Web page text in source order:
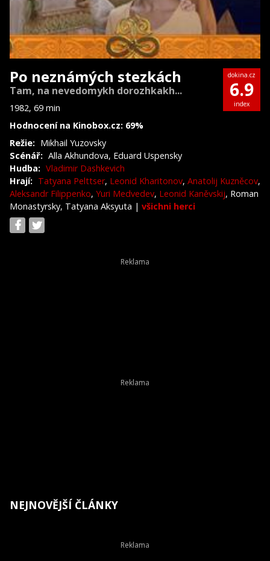
Po neznámých stezkách
Tam, na nevedomykh dorozhkakh...
1982, 69 min
Hodnocení na Kinobox.cz: 69%
dokina.cz
6.9
index
Režie: Mikhail Yuzovsky
Scénář: Alla Akhundova, Eduard Uspensky
Hudba: Vladimir Dashkevich
Hrají: Tatyana Pelttser, Leonid Kharitonov, Anatolij Kuzněcov,
Aleksandr Filippenko, Yuri Medvedev, Leonid Kaněvskij, Roman
Monastyrsky, Tatyana Aksyuta | všichni herci
NEJNOVĚJŠÍ ČLÁNKY